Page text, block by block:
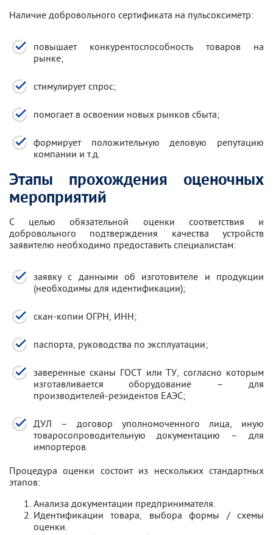
Наличие добровольного сертификата на пульсоксиметр:
повышает конкурентоспособность товаров на
рынке;
стимулирует спрос;
помогает в освоении новых рынков сбыта;
формирует положительную деловую репутацию
компании и т.д.
Этапы прохождения оценочных
мероприятий
С целью обязательной оценки соответствия и
добровольного подтверждения качества устройств
заявителю необходимо предоставить специалистам:
заявку с данными об изготовителе и продукции
(необходимы для идентификации);
скан-копии ОГРН, ИНН;
паспорта, руководства по эксплуатации;
заверенные сканы ГОСТ или ТУ, согласно которым
изготавливается оборудование – для
производителей-резидентов ЕАЭС;
ДУЛ – договор уполномоченного лица, иную
товаросопроводительную документацию – для
импортеров.
Процедура оценки состоит из нескольких стандартных
этапов:
Анализа документации предпринимателя.
Идентификации товара, выбора формы / схемы
оценки.